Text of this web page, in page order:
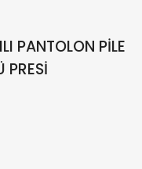
PANTOLON PİLE
PRESİ